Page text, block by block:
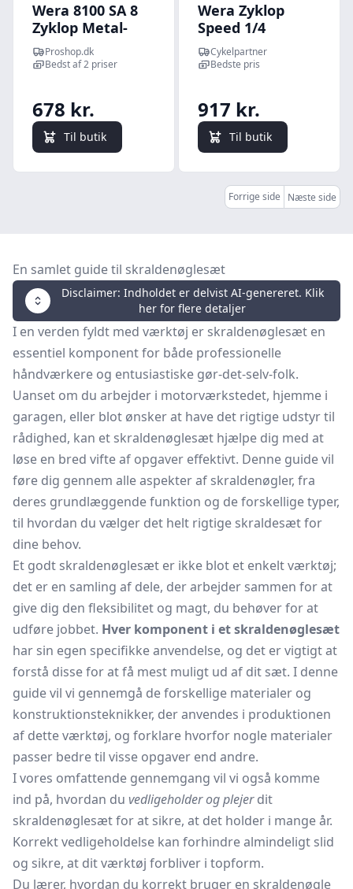
Wera 8100 SA 8
Zyklop Metal-
skraldesæt,
omskiftergreb,
Proshop.dk
Bedst af 2 priser
678 kr.
Til butik
Wera Zyklop
Speed 1/4
Skraldenøglesæt
28 Dele
Cykelpartner
Bedste pris
917 kr.
Til butik
Forrige side Næste side
En samlet guide til skraldenøglesæt
Disclaimer: Indholdet er delvist AI-genereret. Klik
her for flere detaljer
I en verden fyldt med værktøj er skraldenøglesæt en
essentiel komponent for både professionelle
håndværkere og entusiastiske gør-det-selv-folk.
Uanset om du arbejder i motorværkstedet, hjemme i
garagen, eller blot ønsker at have det rigtige udstyr til
rådighed, kan et skraldenøglesæt hjælpe dig med at
løse en bred vifte af opgaver effektivt. Denne guide vil
føre dig gennem alle aspekter af skraldenøgler, fra
deres grundlæggende funktion og de forskellige typer,
til hvordan du vælger det helt rigtige skraldesæt for
dine behov.
Et godt skraldenøglesæt er ikke blot et enkelt værktøj;
det er en samling af dele, der arbejder sammen for at
give dig den fleksibilitet og magt, du behøver for at
udføre jobbet. Hver komponent i et skraldenøglesæt
har sin egen specifikke anvendelse, og det er vigtigt at
forstå disse for at få mest muligt ud af dit sæt. I denne
guide vil vi gennemgå de forskellige materialer og
konstruktionsteknikker, der anvendes i produktionen
af dette værktøj, og forklare hvorfor nogle materialer
passer bedre til visse opgaver end andre.
I vores omfattende gennemgang vil vi også komme
ind på, hvordan du vedligeholder og plejerdit
skraldenøglesæt for at sikre, at det holder i mange år.
Korrekt vedligeholdelse kan forhindre almindeligt slid
og sikre, at dit værktøj forbliver i topform.
Du lærer, hvordan du korrekt bruger en skraldenøgle